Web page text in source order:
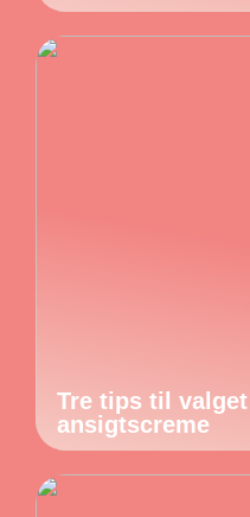
Tre tips til
ansigtscreme